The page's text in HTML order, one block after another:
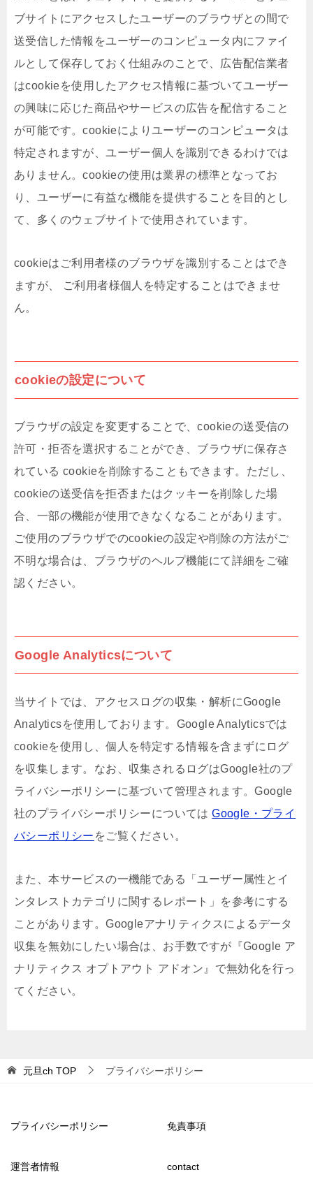
ブサイトにアクセスしたユーザーのブラウザとの間で
送受信した情報をユーザーのコンピュータ内にファイ
ルとして保存しておく仕組みのことで、広告配信業者
はcookieを使用したアクセス情報に基づいてユーザー
の興味に応じた商品やサービスの広告を配信すること
が可能です。cookieによりユーザーのコンピュータは
特定されますが、ユーザー個人を識別できるわけでは
ありません。cookieの使用は業界の標準となってお
り、ユーザーに有益な機能を提供することを目的とし
て、多くのウェブサイトで使用されています。
cookieはご利用者様のブラウザを識別することはでき
ますが、 ご利用者様個人を特定することはできませ
ん。
cookieの設定について
ブラウザの設定を変更することで、cookieの送受信の
許可・拒否を選択することができ、ブラウザに保存さ
れている cookieを削除することもできます。ただし、
cookieの送受信を拒否またはクッキーを削除した場
合、一部の機能が使用できなくなることがあります。
ご使用のブラウザでのcookieの設定や削除の方法がご
不明な場合は、ブラウザのヘルプ機能にて詳細をご確
認ください。
Google Analyticsについて
当サイトでは、アクセスログの収集・解析にGoogle
Analyticsを使用しております。Google Analyticsでは
cookieを使用し、個人を特定する情報を含まずにログ
を収集します。なお、収集されるログはGoogle社のプ
ライバシーポリシーに基づいて管理されます。Google
社のプライバシーポリシーについてはGoogle・プライ
バシーポリシー をご覧ください。
また、本サービスの一機能である「ユーザー属性とイ
ンタレストカテゴリに関するレポート」を参考にする
ことがあります。Googleアナリティクスによるデータ
収集を無効にしたい場合は、お手数ですが『Google ア
ナリティクス オプトアウト アドオン』で無効化を行っ
てください。
元旦ch TOP プライバシーポリシー
プライバシーポリシー 免責事項
運営者情報 contact